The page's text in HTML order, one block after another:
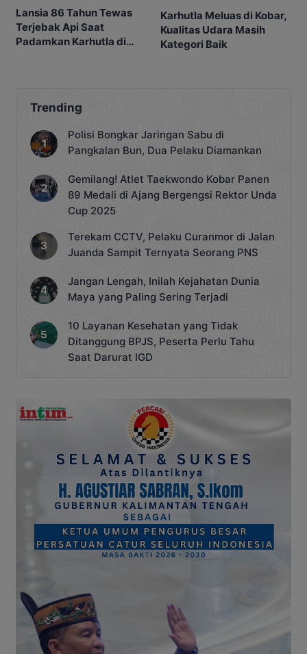
Lansia 86 Tahun Tewas
Terjebak Api Saat
Padamkan Karhutla di
Karhutla Meluas di Kobar,
Kualitas Udara Masih
Kategori Baik
Trending
Polisi Bongkar Jaringan Sabu di
Pangkalan Bun, Dua Pelaku Diamankan
Gemilang! Atlet Taekwondo Kobar Panen
89 Medali di Ajang Bergengsi Rektor Unda
Cup 2025
Terekam CCTV, Pelaku Curanmor di Jalan
Juanda Sampit Ternyata Seorang PNS
Jangan Lengah, Inilah Kejahatan Dunia
Maya yang Paling Sering Terjadi
10 Layanan Kesehatan yang Tidak
Ditanggung BPJS, Peserta Perlu Tahu
Saat Darurat IGD